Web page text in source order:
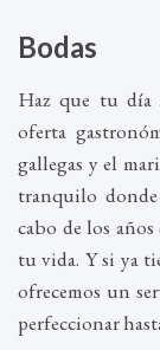
Bodas
Haz que tu día
oferta
gallegas y el
tranquilo donde
cabo de los
tu vida. Y si ya
ofrecemos un
perfeccionar